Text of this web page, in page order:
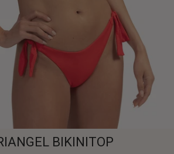
BIKINITOP